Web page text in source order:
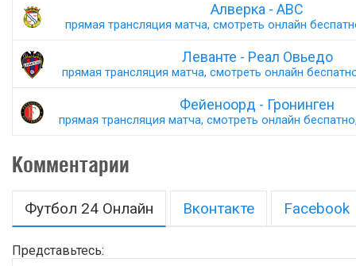
Алверка - АВС
прямая трансляция матча, смотреть онлайн
Леванте - Реал Овьедо
прямая трансляция матча, смотреть онлайн
Фейеноорд - Гронинген
прямая трансляция матча, смотреть онлайн
Комментарии
Футбол 24 Онлайн Вконтакте Facebook
Представьтесь: